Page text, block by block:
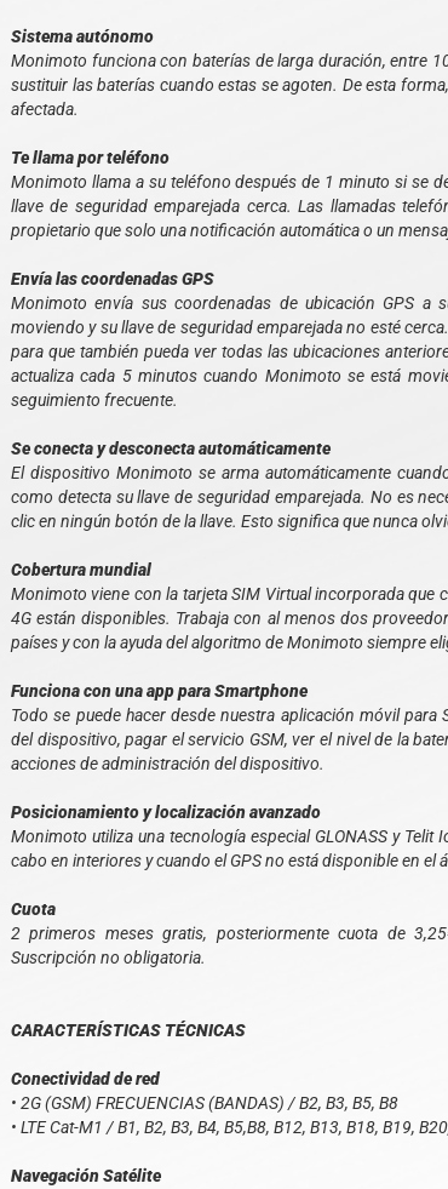
Sistema autónomo
Monimoto funciona con baterías de larga duración, entre
sustituir las baterías cuando estas se agoten. De esta
afectada.
Te llama por teléfono
Monimoto llama a su teléfono después de 1 minuto si se
llave de seguridad emparejada cerca. Las llamadas
propietario que solo una notificación automática o un
Envía las coordenadas GPS
Monimoto envía sus coordenadas de ubicación GPS
moviendo y su llave de seguridad emparejada no esté
para que también pueda ver todas las ubicaciones
actualiza cada 5 minutos cuando Monimoto se está
seguimiento frecuente.
Se conecta y desconecta automáticamente
El dispositivo Monimoto se arma automáticamente
como detecta su llave de seguridad emparejada. No es
clic en ningún botón de la llave. Esto significa que nunca
Cobertura mundial
Monimoto viene con la tarjeta SIM Virtual incorporada que
4G están disponibles. Trabaja con al menos dos
países y con la ayuda del algoritmo de Monimoto siempre
Funciona con una app para Smartphone
Todo se puede hacer desde nuestra aplicación móvil
del dispositivo, pagar el servicio GSM, ver el nivel de la
acciones de administración del dispositivo.
Posicionamiento y localización avanzado
Monimoto utiliza una tecnología especial GLONASS y Telit
cabo en interiores y cuando el GPS no está disponible en el
Cuota
2 primeros meses gratis, posteriormente cuota de
Suscripción no obligatoria.
CARACTERÍSTICAS TÉCNICAS
Conectividad de red
• 2G (GSM) FRECUENCIAS (BANDAS) / B2, B3, B5, B8
• LTE Cat-M1 / B1, B2, B3, B4, B5,B8, B12, B13, B18, B19,
Navegación Satélite